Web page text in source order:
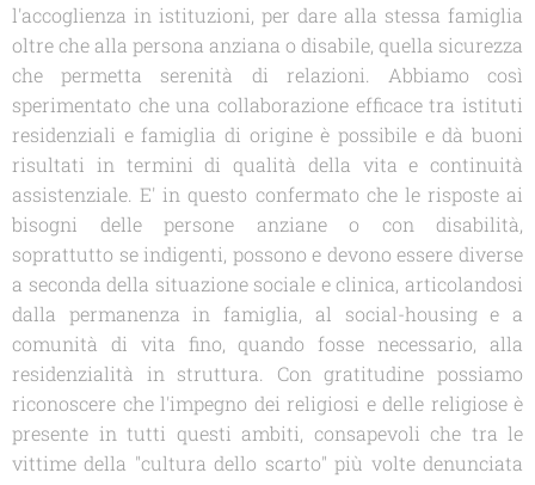
l'accoglienza in istituzioni, per dare alla stessa famiglia
oltre che alla persona anziana o disabile, quella sicurezza
che permetta serenità di relazioni. Abbiamo così
sperimentato che una collaborazione efficace tra istituti
residenziali e famiglia di origine è possibile e dà buoni
risultati in termini di qualità della vita e continuità
assistenziale. E' in questo confermato che le risposte ai
bisogni delle persone anziane o con disabilità,
soprattutto se indigenti, possono e devono essere diverse
a seconda della situazione sociale e clinica, articolandosi
dalla permanenza in famiglia, al social-housing e a
comunità di vita fino, quando fosse necessario, alla
residenzialità in struttura. Con gratitudine possiamo
riconoscere che l'impegno dei religiosi e delle religiose è
presente in tutti questi ambiti, consapevoli che tra le
vittime della "cultura dello scarto" più volte denunciata